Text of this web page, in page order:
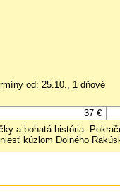
od: 25.10., 1 dňové
37 €
a bohatá história.
kúzlom Dolného